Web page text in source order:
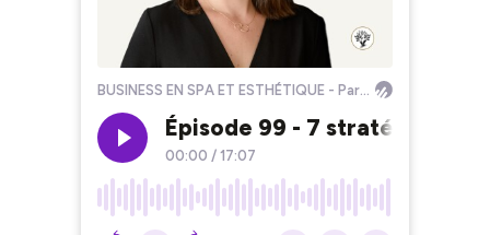
BUSINESS EN SPA ET ESTHÉTIQUE - Par Tiphaine Modeste
Épisode 99 - 7 stratégies de
00:00 / 17:07